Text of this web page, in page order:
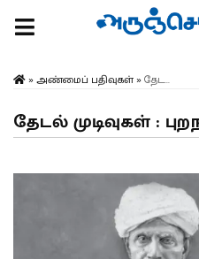
» அண்மைப் பதிவுகள்» தேட...
தேடல் முடிவுகள் :